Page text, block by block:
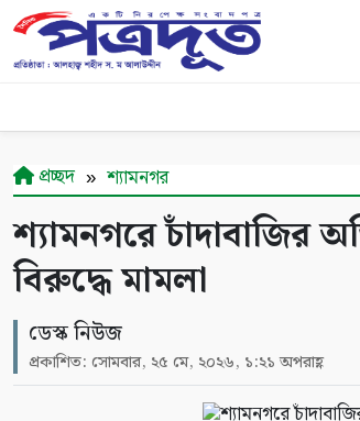
প্রচ্ছদ শ্যামনগর
শ্যামনগরে চাঁদাবাজির
বিরুদ্ধে মামলা
ডেস্ক নিউজ
প্রকাশিত: সোমবার, ২৫ মে, ২০২৬, ১:২১ অপরাহ্ণ